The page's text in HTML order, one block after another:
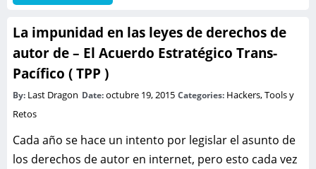
La impunidad en las leyes de derechos de
autor de – El Acuerdo Estratégico Trans-
Pacífico ( TPP )
By: Last Dragon Date:octubre 19, 2015 Categories: Hackers, Tools y
Retos
Cada año se hace un intento por legislar el asunto de
los derechos de autor en internet, pero esto cada vez